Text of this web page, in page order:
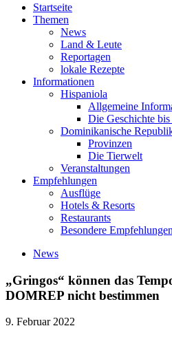
Startseite
Themen
News
Land & Leute
Reportagen
lokale Rezepte
Informationen
Hispaniola
Allgemeine
Die Geschichte
Dominikanische
Provinzen
Die Tierwelt
Veranstaltungen
Empfehlungen
Ausflüge
Hotels & Resorts
Restaurants
Besondere Empfehlungen
News
„Gringos“ können das
DOMREP nicht bestimmen
9. Februar 2022